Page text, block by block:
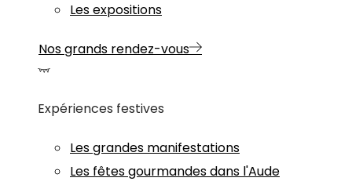
Les expositions
Nos grands rendez-vous
Expériences festives
Les grandes manifestations
Les fêtes gourmandes dans l'Aude